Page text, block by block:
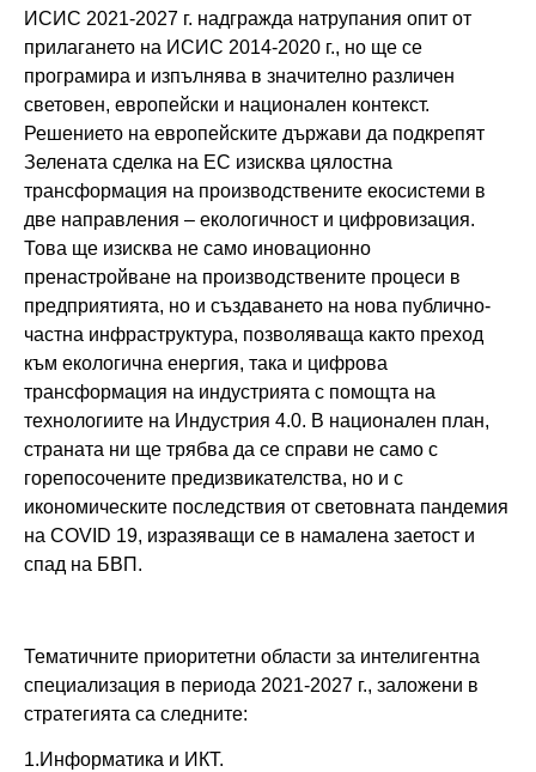
ИСИС 2021-2027 г. надгражда натрупания опит от
прилагането на ИСИС 2014-2020 г., но ще се
програмира и изпълнява в значително различен
световен, европейски и национален контекст.
Решението на европейските държави да подкрепят
Зелената сделка на ЕС изисква цялостна
трансформация на производствените екосистеми в
две направления – екологичност и цифровизация.
Това ще изисква не само иновационно
пренастройване на производствените процеси в
предприятията, но и създаването на нова публично-
частна инфраструктура, позволяваща както преход
към екологична енергия, така и цифрова
трансформация на индустрията с помощта на
технологиите на Индустрия 4.0. В национален план,
страната ни ще трябва да се справи не само с
горепосочените предизвикателства, но и с
икономическите последствия от световната пандемия
на COVID 19, изразяващи се в намалена заетост и
спад на БВП.
Тематичните приоритетни области за интелигентна
специализация в периода 2021-2027 г., заложени в
стратегията са следните:
1.Информатика и ИКТ.